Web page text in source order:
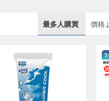
最多人購買 價格↓